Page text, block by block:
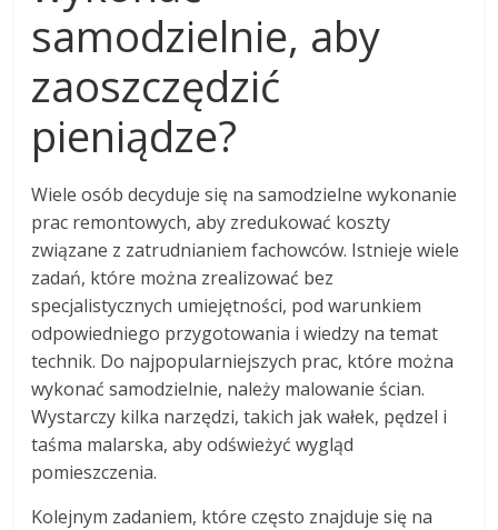
samodzielnie, aby
zaoszczędzić
pieniądze?
Wiele osób decyduje się na samodzielne wykonanie
prac remontowych, aby zredukować koszty
związane z zatrudnianiem fachowców. Istnieje wiele
zadań, które można zrealizować bez
specjalistycznych umiejętności, pod warunkiem
odpowiedniego przygotowania i wiedzy na temat
technik. Do najpopularniejszych prac, które można
wykonać samodzielnie, należy malowanie ścian.
Wystarczy kilka narzędzi, takich jak wałek, pędzel i
taśma malarska, aby odświeżyć wygląd
pomieszczenia.
Kolejnym zadaniem, które często znajduje się na